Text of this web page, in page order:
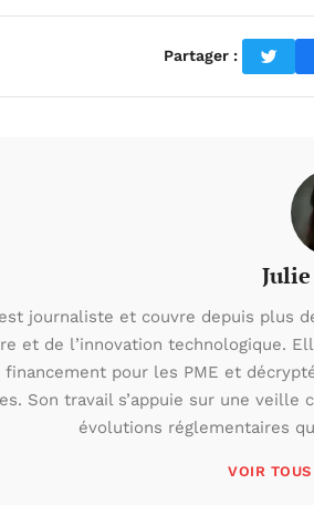
Partager :
journaliste et couvre depuis plus
et de l’innovation technologique.
financement pour les PME et
Son travail s’appuie sur une
évolutions réglementaires
VOIR